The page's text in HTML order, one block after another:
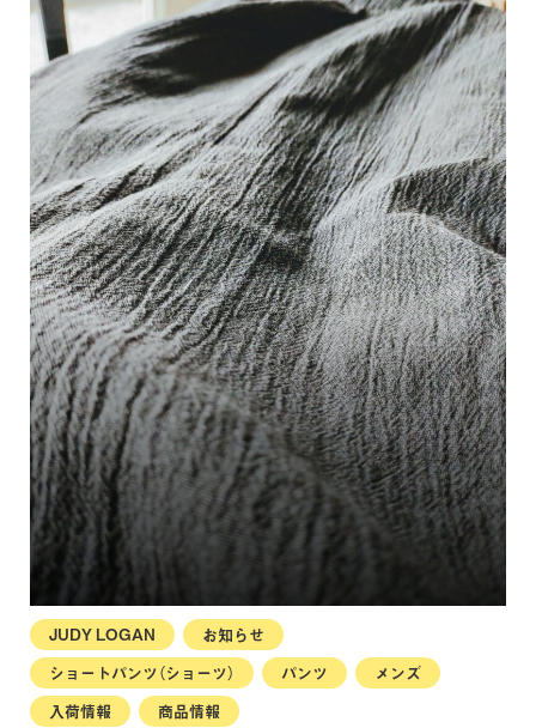
JUDY LOGAN
お知らせ
ショートパンツ（ショーツ）
パンツ
メンズ
入荷情報
商品情報